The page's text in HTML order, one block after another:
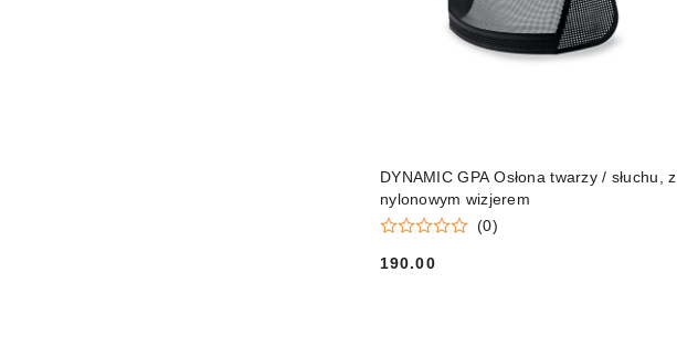
DYNAMIC GPA Osłona twarzy / słuchu, z
nylonowym wizjerem
(0)
Cena:
190.00